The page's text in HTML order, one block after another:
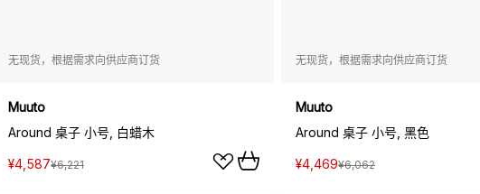
无现货，根据需求向供应商订货
Muuto
Around 桌子 小号, 白蜡木
¥4,587¥6,221
无现货，根据需求向供应商订货
Muuto
Around 桌子 小号, 黑色
¥4,469¥6,062